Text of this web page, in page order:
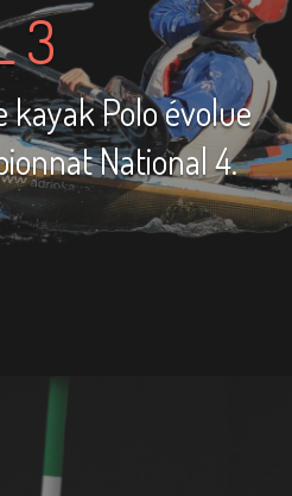
3
kayak Polo évolue
National 4.